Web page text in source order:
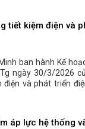
tiết kiệm điện và
ban hành Kế
ngày 30/3/2026
và phát triển
áp lực hệ thống